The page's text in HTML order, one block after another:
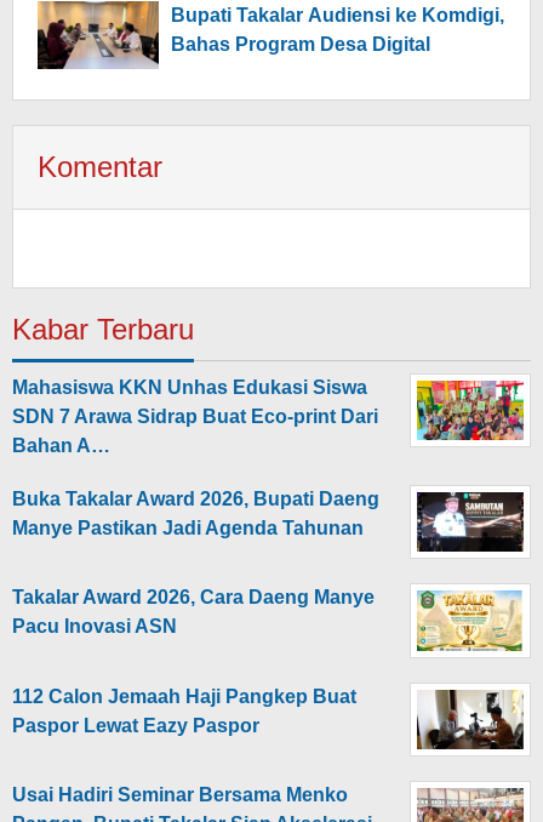
Bupati Takalar Audiensi ke Komdigi,
Bahas Program Desa Digital
Komentar
Kabar Terbaru
Mahasiswa KKN Unhas Edukasi Siswa
SDN 7 Arawa Sidrap Buat Eco-print Dari
Bahan A…
Buka Takalar Award 2026, Bupati Daeng
Manye Pastikan Jadi Agenda Tahunan
Takalar Award 2026, Cara Daeng Manye
Pacu Inovasi ASN
112 Calon Jemaah Haji Pangkep Buat
Paspor Lewat Eazy Paspor
Usai Hadiri Seminar Bersama Menko